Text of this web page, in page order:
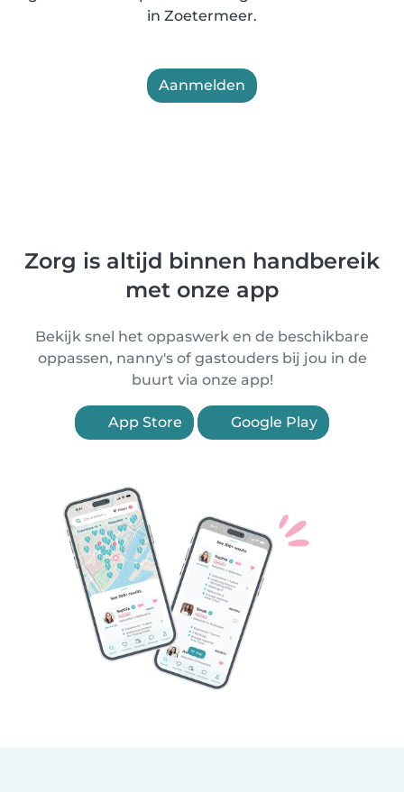
in Zoetermeer.
Aanmelden
Zorg is altijd binnen handbereik
met onze app
Bekijk snel het oppaswerk en de beschikbare
oppassen, nanny's of gastouders bij jou in de
buurt via onze app!
App Store Google Play